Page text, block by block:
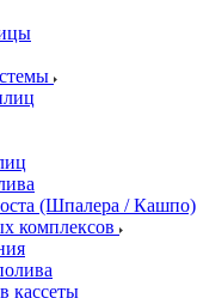
(Шпалера / Кашпо)
комплексов
кассеты